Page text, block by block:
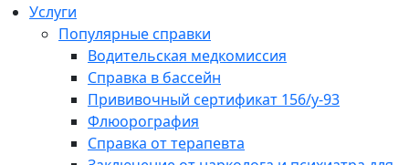
Услуги
Популярные справки
Водительская медкомиссия
Справка в бассейн
Прививочный сертификат 156/у-93
Флюорография
Справка от терапевта